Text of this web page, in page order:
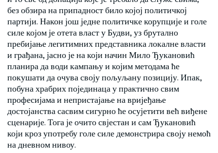
без обзира на припадност било којој политичкој
партији. Након још једне политичке корупције и голе
силе којом је отета власт у Будви, уз брутално
пребијање легитимних представника локалне власти
и грађана, јасно је на који начин Мило Ђукановић
планира да води кампању и којим методама ће
покушати да очува своју пољуљану позицију. Ипак,
побуна храбрих појединаца у практично свим
професијама и непристајање на вријеђање
достојанства сасвим сигурно ће осујетити већ виђене
сценарије. Тога је очито свјестан и сам Ђукановић
који кроз употребу голе силе демонстрира своју немоћ
на дневном нивоу.